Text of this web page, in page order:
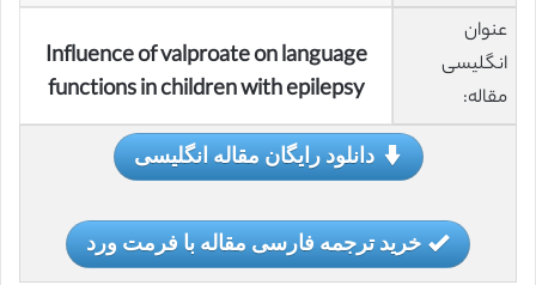
عنوان
انگلیسی
مقاله:
Influence of valproate on language
functions in children with epilepsy
دانلود رایگان مقاله انگلیسی
خرید ترجمه فارسی مقاله با فرمت ورد